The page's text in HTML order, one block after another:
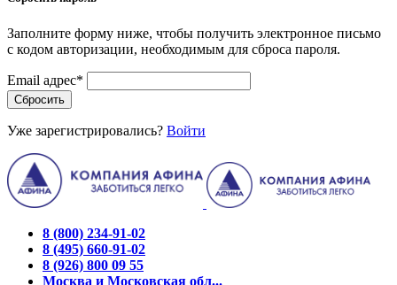
Заполните форму ниже, чтобы получить электронное письмо
с кодом авторизации, необходимым для сброса пароля.
Email адрес*
Сбросить
Уже зарегистрировались? Войти
8 (800) 234-91-02
8 (495) 660-91-02
8 (926) 800 09 55
Москва и Московская обл...